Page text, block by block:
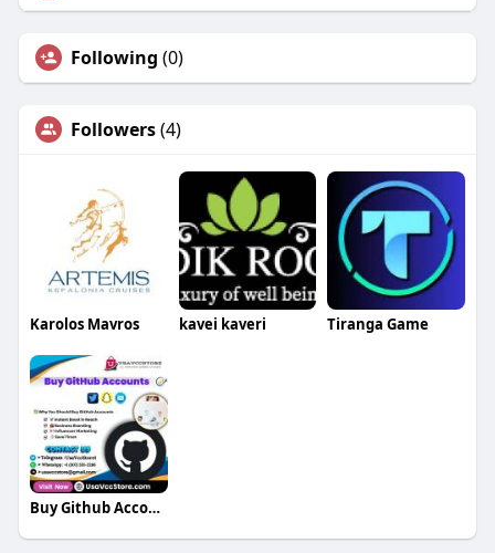
Following (0)
Followers(4)
Karolos Mavros kavei kaveri Tiranga Game
Buy Github Account